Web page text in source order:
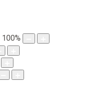
100%